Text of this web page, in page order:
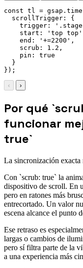
const tl = gsap .
scrollTrigger :
{
trigger :
start : 'top top'
end : '+=2200' ,
scrub : 1.2 ,
pin :
true
}
} ) ;
‹ ›
Por qué
funcionar
true`
La sincronización exacta
Con `scrub: true` la
dispositivo de scroll. En
pero en ratones más
entrecortado. Un valor
escena alcance el punto
Ese retraso es
largas o cambios de
pero sí filtra parte de la
a una experiencia más